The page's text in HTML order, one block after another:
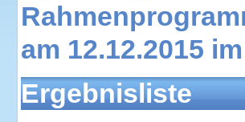
am 12.12.2015
Ergebnisliste